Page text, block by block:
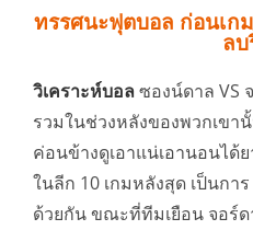
ทรรศนะฟุตบอล ก่อนเก
ลบ
วิเคราะห์บอลซองน์ดาล VS
รวมในช่วงหลังของพวกเขา
ค่อนข้างดูเอาแน่เอานอนได้
ในลีก 10 เกมหลังสุด เป็นกา
ด้วยกัน ขณะที่ทีมเยือน จอร์